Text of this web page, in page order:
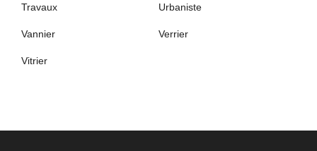
Travaux Urbaniste
Vannier Verrier
Vitrier